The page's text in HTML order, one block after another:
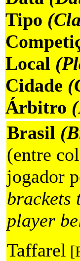
Tipo
Local
Cidade
Árbitro
Brasil
(entre
jogador
brackets
player
Taffarel